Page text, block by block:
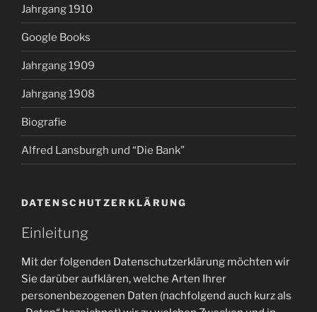
Jahrgang 1910
Google Books
Jahrgang 1909
Jahrgang 1908
Biografie
Alfred Lansburgh und “Die Bank”
DATENSCHUTZERKLÄRUNG
Einleitung
Mit der folgenden Datenschutzerklärung möchten wir
Sie darüber aufklären, welche Arten Ihrer
personenbezogenen Daten (nachfolgend auch kurz als